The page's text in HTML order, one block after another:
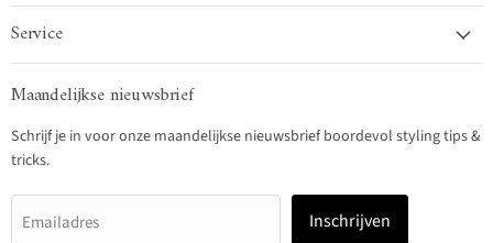
Service
Maandelijkse nieuwsbrief
Schrijf je in voor onze maandelijkse nieuwsbrief boordevol styling tips &
tricks.
Emailadres Inschrijven